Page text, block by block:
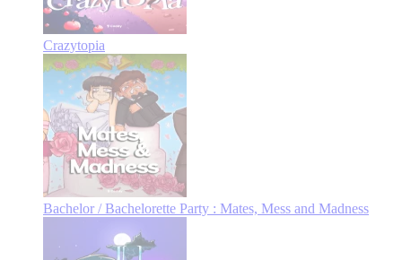
Crazytopia
Bachelor / Bachelorette Party : Mates, Mess and Madness